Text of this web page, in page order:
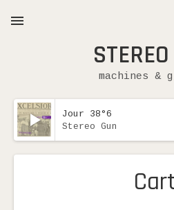
machines &
submenu
Lecteur audio
Stereo Gun
Jour 38°6